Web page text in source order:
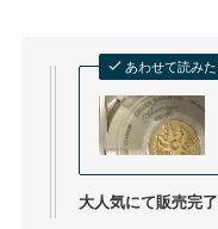
あわせて読み
大人気にて販売完